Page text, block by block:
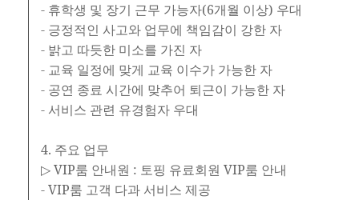
- 휴학생 및 장기 근무 가능자(6개월 이상) 우대
- 긍정적인 사고와 업무에 책임감이 강한 자
- 밝고 따듯한 미소를 가진 자
- 교육 일정에 맞게 교육 이수가 가능한 자
- 공연 종료 시간에 맞추어 퇴근이 가능한 자
- 서비스 관련 유경험자 우대
4. 주요 업무
▷ VIP룸 안내원 : 토핑 유료회원 VIP룸 안내
- VIP룸 고객 다과 서비스 제공